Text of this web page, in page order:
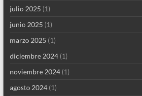
julio 2025 (1)
junio 2025 (1)
marzo 2025 (1)
diciembre 2024(1)
noviembre 2024(1)
agosto 2024(1)